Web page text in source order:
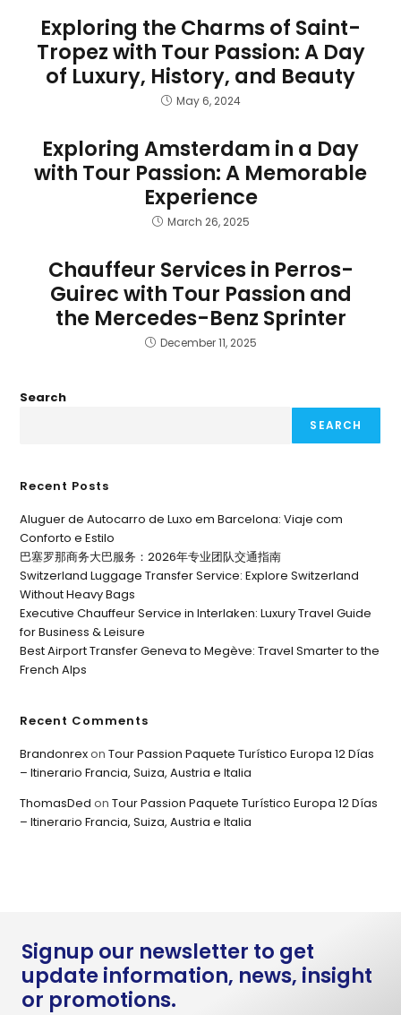
Exploring the Charms of Saint-
Tropez with Tour Passion: A Day
of Luxury, History, and Beauty
May 6, 2024
Exploring Amsterdam in a Day
with Tour Passion: A Memorable
Experience
March 26, 2025
Chauffeur Services in Perros-
Guirec with Tour Passion and
the Mercedes-Benz Sprinter
December 11, 2025
Search
SEARCH
Recent Posts
Aluguer de Autocarro de Luxo em Barcelona: Viaje com
Conforto e Estilo
巴塞罗那商务大巴服务：2026年专业团队交通指南
Switzerland Luggage Transfer Service: Explore Switzerland
Without Heavy Bags
Executive Chauffeur Service in Interlaken: Luxury Travel Guide
for Business & Leisure
Best Airport Transfer Geneva to Megève: Travel Smarter to the
French Alps
Recent Comments
BrandonrexonTour Passion Paquete Turístico Europa 12 Días
– Itinerario Francia, Suiza, Austria e Italia
ThomasDed onTour Passion Paquete Turístico Europa 12 Días
– Itinerario Francia, Suiza, Austria e Italia
Signup our newsletter to get
update information, news, insight
or promotions.